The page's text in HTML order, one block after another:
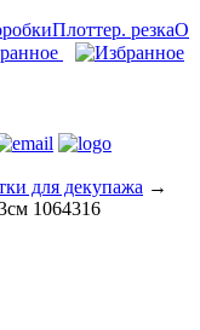
Плоттер. резкаО
для декупажа →
1064316